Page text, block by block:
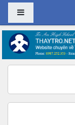
Chuyển tới nội dung
Bảng điều